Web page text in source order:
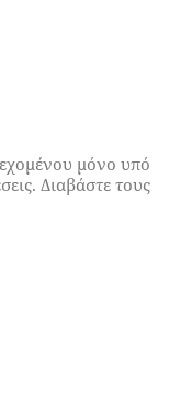
μόνο υπό
Διαβάστε τους